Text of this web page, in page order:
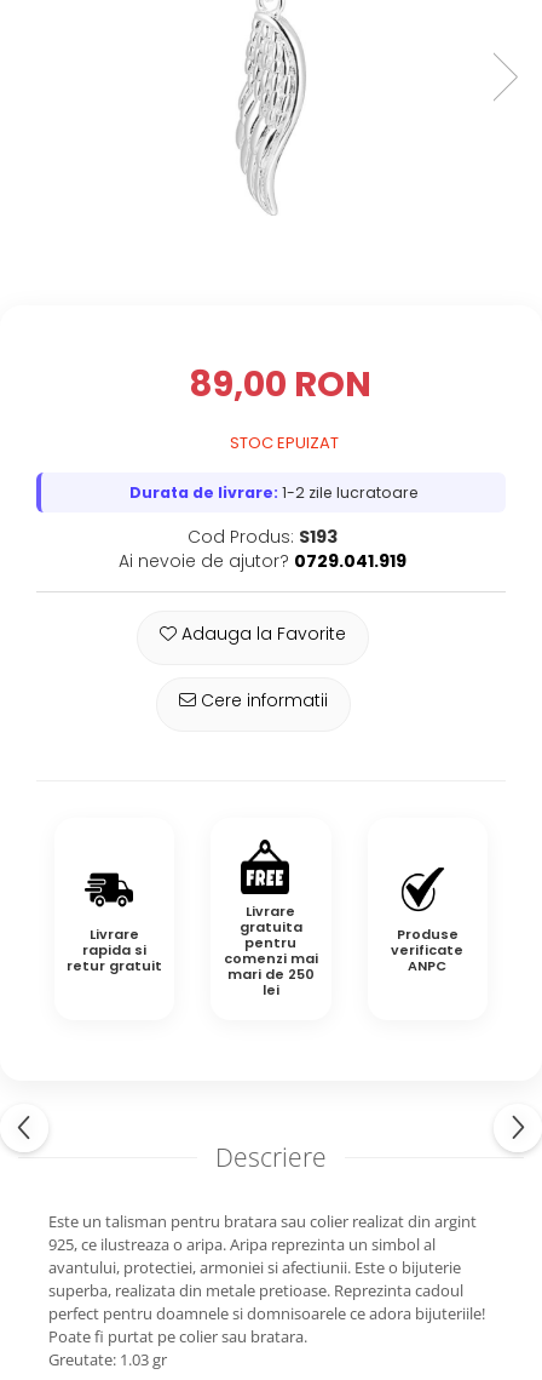
89,00 RON
STOC EPUIZAT
Durata de livrare: 1-2 zile lucratoare
Cod Produs: S193
Ai nevoie de ajutor? 0729.041.919
Adauga la Favorite
Cere informatii
Livrare
rapida si
retur gratuit
Livrare
gratuita
pentru
comenzi mai
mari de 250
lei
Produse
verificate
ANPC
Descriere
Este un talisman pentru bratara sau colier realizat din argint
925, ce ilustreaza o aripa. Aripa reprezinta un simbol al
avantului, protectiei, armoniei si afectiunii. Este o bijuterie
superba, realizata din metale pretioase. Reprezinta cadoul
perfect pentru doamnele si domnisoarele ce adora bijuteriile!
Poate fi purtat pe colier sau bratara.
Greutate: 1.03 gr